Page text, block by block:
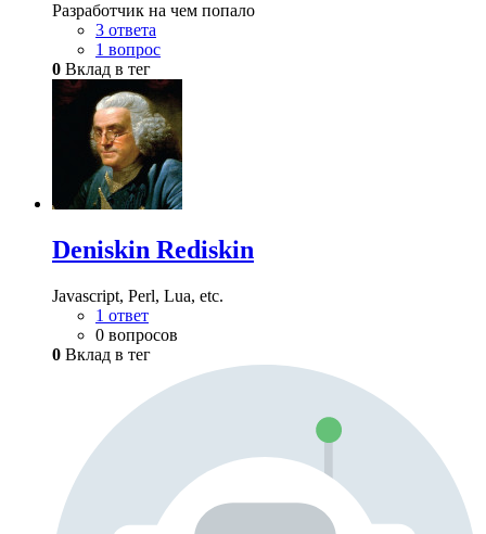
Разработчик на чем попало
3 ответа
1 вопрос
0 Вклад в тег
Deniskin Rediskin
Javascript, Perl, Lua, etc.
1 ответ
0 вопросов
0 Вклад в тег